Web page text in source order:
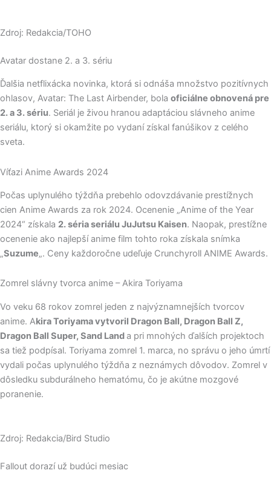
Zdroj: Redakcia/TOHO
Avatar dostane 2. a 3. sériu
Ďalšia netflixácka novinka, ktorá si odnáša množstvo pozitívnych
ohlasov, Avatar: The Last Airbender, bola oficiálne obnovená pre
2. a 3. sériu. Seriál je živou hranou adaptáciou slávneho anime
seriálu, ktorý si okamžite po vydaní získal fanúšikov z celého
sveta.
Víťazi Anime Awards 2024
Počas uplynulého týždňa prebehlo odovzdávanie prestížnych
cien Anime Awards za rok 2024. Ocenenie „Anime of the Year
2024“ získala 2. séria seriálu JuJutsu Kaisen. Naopak, prestížne
ocenenie ako najlepší anime film tohto roka získala snímka
„Suzume„. Ceny každoročne udeľuje Crunchyroll ANIME Awards.
Zomrel slávny tvorca anime – Akira Toriyama
Vo veku 68 rokov zomrel jeden z najvýznamnejších tvorcov
anime. Akira Toriyama vytvoril Dragon Ball, Dragon Ball Z,
Dragon Ball Super, Sand Landa pri mnohých ďalších projektoch
sa tiež podpísal. Toriyama zomrel 1. marca, no správu o jeho úmrtí
vydali počas uplynulého týždňa z neznámych dôvodov. Zomrel v
dôsledku subdurálneho hematómu, čo je akútne mozgové
poranenie.
Zdroj: Redakcia/Bird Studio
Fallout dorazí už budúci mesiac